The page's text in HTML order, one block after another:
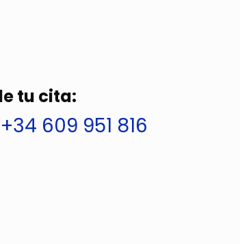
tu cita:
+34 609 951 816